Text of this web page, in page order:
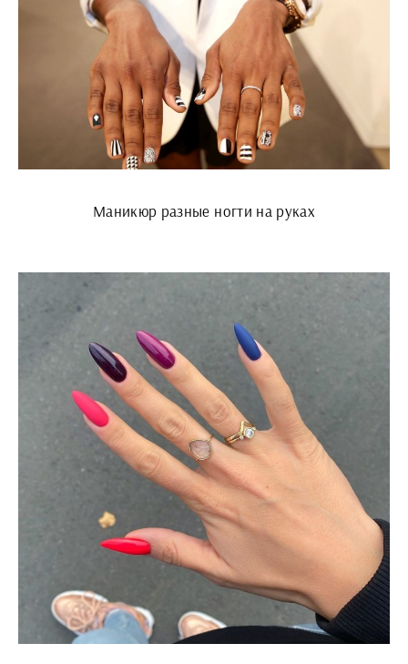
Маникюр разные ногти на руках